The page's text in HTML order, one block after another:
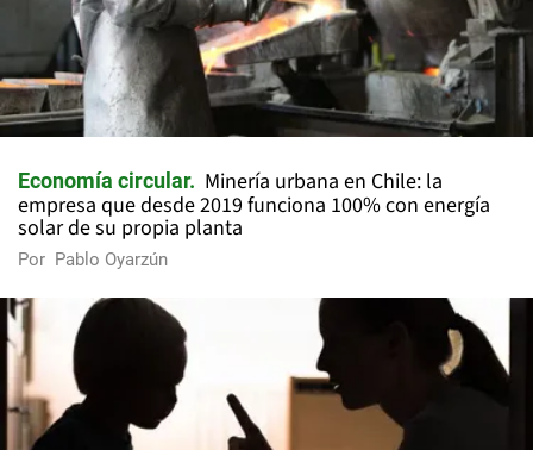
Economía circular
Minería urbana en Chile: la
empresa que desde 2019 funciona 100% con energía
solar de su propia planta
Por Pablo Oyarzún